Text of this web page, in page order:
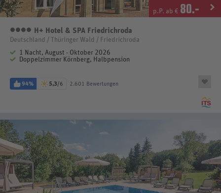
p.P. ab € 80.-
4 Sterne
H+ Hotel & SPA Friedrichroda
Deutschland / Thüringer Wald / Friedrichroda
1 Nacht, August - Oktober 2026
Doppelzimmer Körnberg, Halbpension
94% 5,3/6 2.601 Bewertungen